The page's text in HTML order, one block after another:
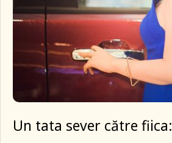
Un tata sever către fiica: